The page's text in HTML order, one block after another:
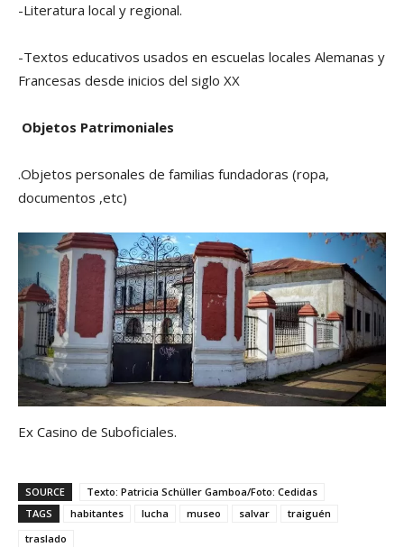
-Literatura local y regional.
-Textos educativos usados en escuelas locales Alemanas y
Francesas desde inicios del siglo XX
Objetos Patrimoniales
.Objetos personales de familias fundadoras (ropa,
documentos ,etc)
Ex Casino de Suboficiales.
SOURCE
Texto: Patricia Schüller Gamboa/Foto: Cedidas
TAGS
habitantes lucha museo salvar
traiguén
traslado